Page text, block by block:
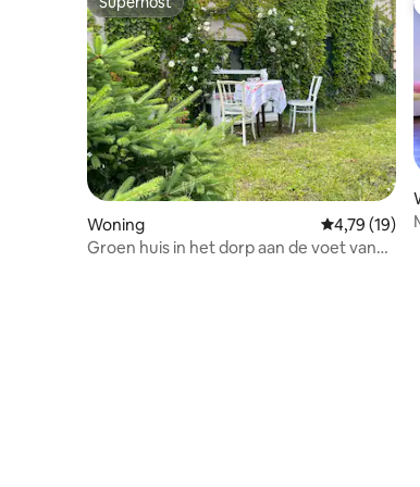
Superhost
Woning Gemiddelde
4,79 (19)
Groen huis in het dorp aan de voet van